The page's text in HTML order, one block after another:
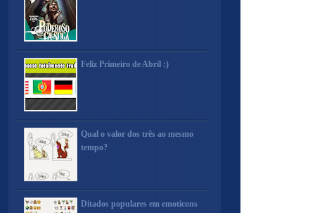
Feliz Primeiro de Abril :)
Qual o valor dos três ao mesmo
tempo?
Ditados populares em emoticons